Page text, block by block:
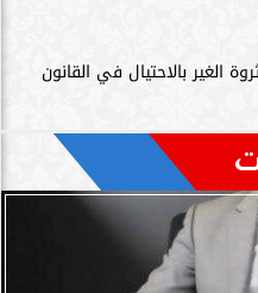
الغير بالاحتيال في القانون